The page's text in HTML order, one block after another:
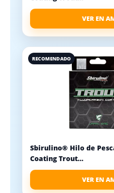
VER EN
RECOMENDADO
Sbirulino® Hilo de
Coating Trout...
VER EN